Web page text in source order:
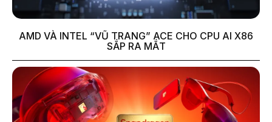
AMD VÀ INTEL “VŨ TRANG” ACE CHO CPU AI X86
SẮP RA MẮT